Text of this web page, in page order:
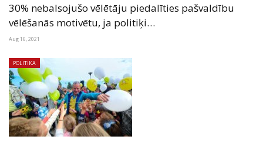
30% nebalsojušo vēlētāju piedalīties pašvaldību
vēlēšanās motivētu, ja politiķi…
Aug 16, 2021
POLITIKA